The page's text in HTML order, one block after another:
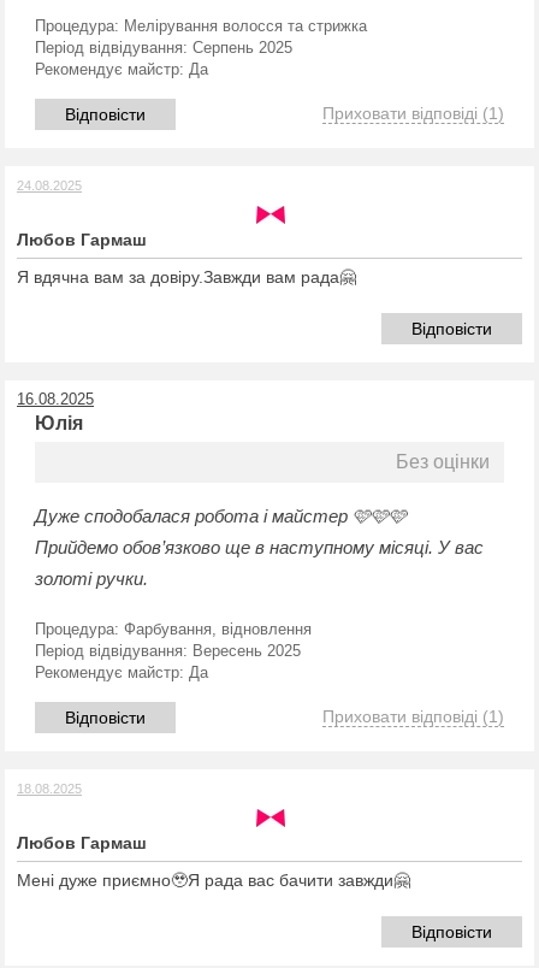
Процедура: Мелірування волосся та стрижка
Період відвідування: Серпень 2025
Рекомендує майстр: Да
Відповісти Приховати відповіді (1)
24.08.2025
Любов Гармаш
Я вдячна вам за довіру.Завжди вам рада🤗
Відповісти
16.08.2025
Юлія
Без оцінки
Дуже сподобалася робота і майстер 🩷🩷🩷
Прийдемо обов’язково ще в наступному місяці. У вас
золоті ручки.
Процедура: Фарбування, відновлення
Період відвідування: Вересень 2025
Рекомендує майстр: Да
Відповісти Приховати відповіді (1)
18.08.2025
Любов Гармаш
Мені дуже приємно🥹Я рада вас бачити завжди🤗
Відповісти